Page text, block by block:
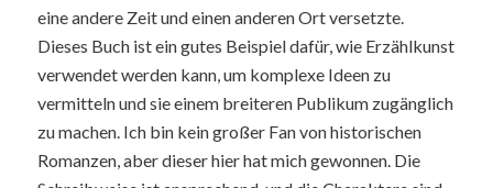
eine andere Zeit und einen anderen Ort versetzte.
Dieses Buch ist ein gutes Beispiel dafür, wie Erzählkunst
verwendet werden kann, um komplexe Ideen zu
vermitteln und sie einem breiteren Publikum zugänglich
zu machen. Ich bin kein großer Fan von historischen
Romanzen, aber dieser hier hat mich gewonnen. Die